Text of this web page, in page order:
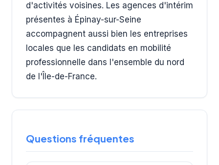
d'activités voisines. Les agences d'intérim
présentes à Épinay-sur-Seine
accompagnent aussi bien les entreprises
locales que les candidats en mobilité
professionnelle dans l'ensemble du nord
de l'Île-de-France.
Questions fréquentes